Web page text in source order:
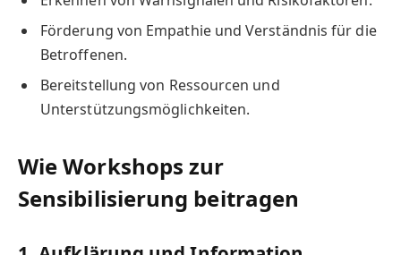
Förderung von Empathie und Verständnis für die
Betroffenen.
Bereitstellung von Ressourcen und
Unterstützungsmöglichkeiten.
Wie Workshops zur
Sensibilisierung beitragen